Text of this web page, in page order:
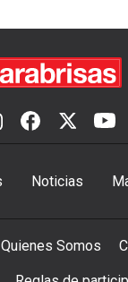
Noticias
Quienes Somos